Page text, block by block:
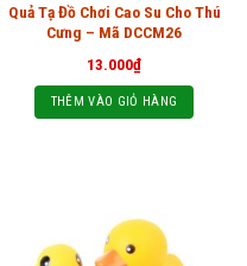
Quả Tạ Đồ Chơi Cao Su Cho Thú
Cưng – Mã DCCM26
13.000₫
THÊM VÀO GIỎ HÀNG